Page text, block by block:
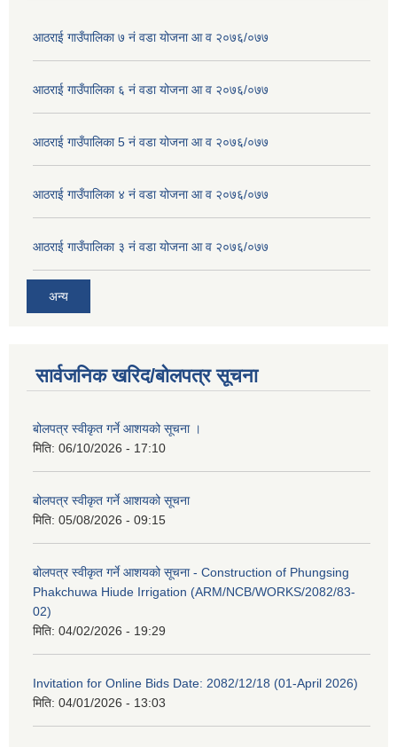
आठराई गाउँपालिका ७ नं वडा योजना आ व २०७६/०७७
आठराई गाउँपालिका ६ नं वडा योजना आ व २०७६/०७७
आठराई गाउँपालिका 5 नं वडा योजना आ व २०७६/०७७
आठराई गाउँपालिका ४ नं वडा योजना आ व २०७६/०७७
आठराई गाउँपालिका ३ नं वडा योजना आ व २०७६/०७७
अन्य
सार्वजनिक खरिद/बोलपत्र सूचना
बोलपत्र स्वीकृत गर्ने आशयको सूचना ।
मिति: 06/10/2026 - 17:10
बोलपत्र स्वीकृत गर्ने आशयको सूचना
मिति: 05/08/2026 - 09:15
बोलपत्र स्वीकृत गर्ने आशयको सूचना - Construction of Phungsing
Phakchuwa Hiude Irrigation (ARM/NCB/WORKS/2082/83-
02)
मिति: 04/02/2026 - 19:29
Invitation for Online Bids Date: 2082/12/18 (01-April 2026)
मिति: 04/01/2026 - 13:03